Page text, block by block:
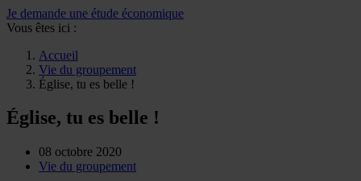
Je demande une étude économique
Vous êtes ici :
Accueil
Vie du groupement
Église, tu es belle !
Église, tu es belle !
08 octobre 2020
Vie du groupement